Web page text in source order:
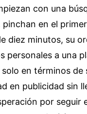
con una
pinchan en el
diez minutos, su
personales a una
en términos
en publicidad sin
por seguir